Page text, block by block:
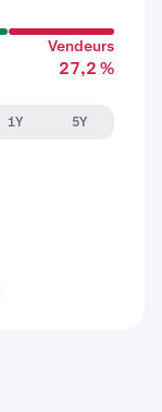
Vendeurs
27,2 %
1Y
5Y